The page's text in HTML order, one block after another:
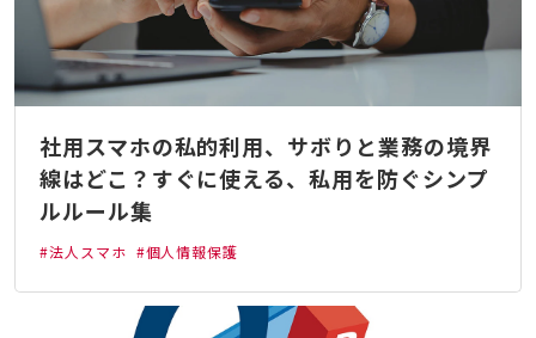
社用スマホの私的利用、サボりと業務の境界
線はどこ？すぐに使える、私用を防ぐシンプ
ルルール集
#法人スマホ #個人情報保護